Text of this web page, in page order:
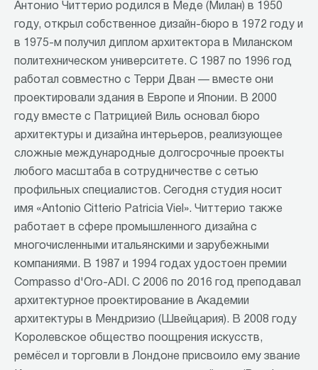
Антонио Читтерио родился в Меде (Милан) в 1950
году, открыл собственное дизайн-бюро в 1972 году и
в 1975-м получил диплом архитектора в Миланском
политехническом университете. С 1987 по 1996 год
работал совместно с Терри Дван — вместе они
проектировали здания в Европе и Японии. В 2000
году вместе с Патрицией Виль основал бюро
архитектуры и дизайна интерьеров, реализующее
сложные международные долгосрочные проекты
любого масштаба в сотрудничестве с сетью
профильных специалистов. Сегодня студия носит
имя «Antonio Citterio Patricia Viel». Читтерио также
работает в сфере промышленного дизайна с
многочисленными итальянскими и зарубежными
компаниями. В 1987 и 1994 годах удостоен премии
Compasso d'Oro-ADI. С 2006 по 2016 год преподавал
архитектурное проектирование в Академии
архитектуры в Мендризио (Швейцария). В 2008 году
Королевское общество поощрения искусств,
ремёсел и торговли в Лондоне присвоило ему звание